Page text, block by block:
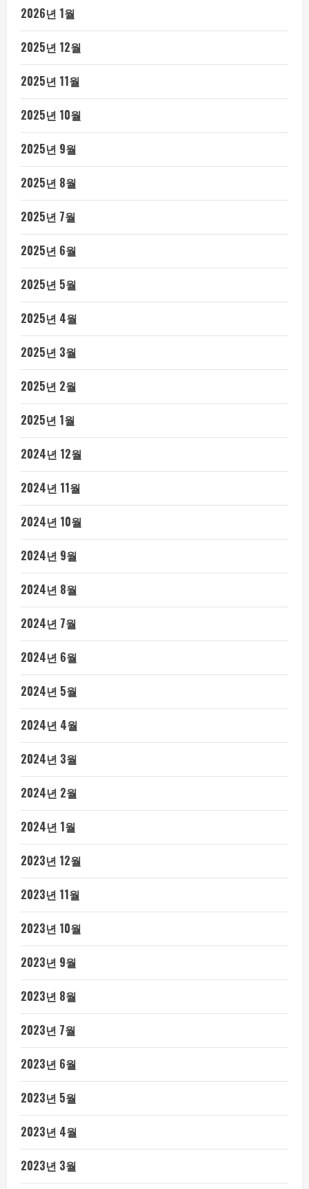
2026년 1월
2025년 12월
2025년 11월
2025년 10월
2025년 9월
2025년 8월
2025년 7월
2025년 6월
2025년 5월
2025년 4월
2025년 3월
2025년 2월
2025년 1월
2024년 12월
2024년 11월
2024년 10월
2024년 9월
2024년 8월
2024년 7월
2024년 6월
2024년 5월
2024년 4월
2024년 3월
2024년 2월
2024년 1월
2023년 12월
2023년 11월
2023년 10월
2023년 9월
2023년 8월
2023년 7월
2023년 6월
2023년 5월
2023년 4월
2023년 3월